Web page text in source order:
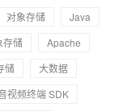
对象存储
Java
存储
Apache
储
大数据
视频终端 SDK